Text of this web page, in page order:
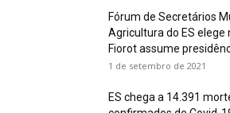
Fórum de Secretários
Agricultura do ES elege
Fiorot assume
1 de setembro de 2021
ES chega a 14.391